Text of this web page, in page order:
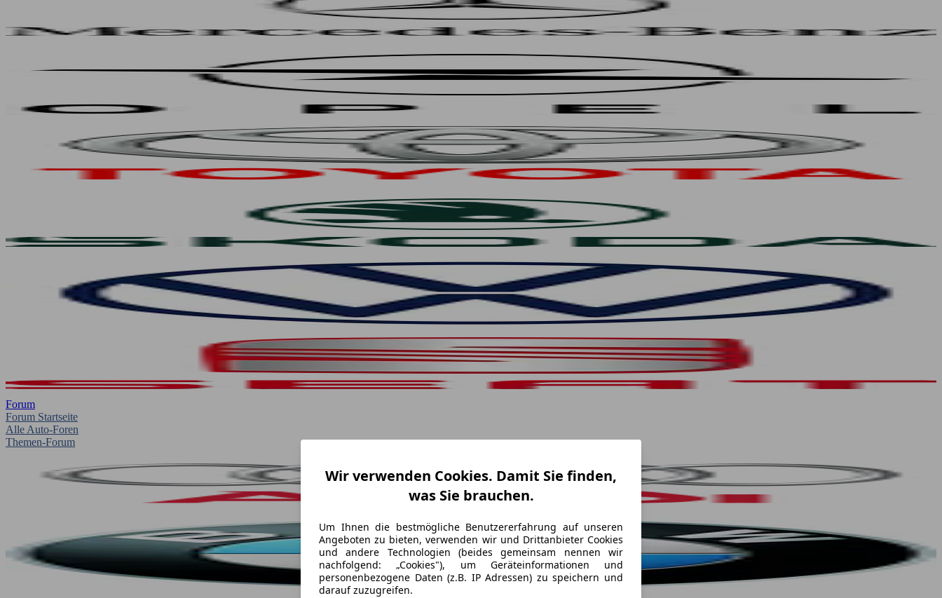
Forum
Forum Startseite
Alle Auto-Foren
Themen-Forum
Wir verwenden Cookies. Damit Sie finden,
was Sie brauchen.
Um Ihnen die bestmögliche Benutzererfahrung auf unseren
Angeboten zu bieten, verwenden wir und Drittanbieter Cookies
und andere Technologien (beides gemeinsam nennen wir
nachfolgend: „Cookies"), um Geräteinformationen und
personenbezogene Daten (z.B. IP Adressen) zu speichern und
darauf zuzugreifen.